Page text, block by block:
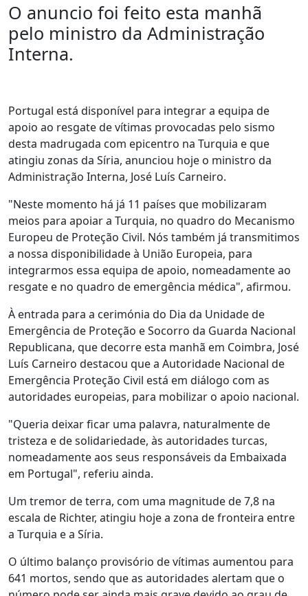
O anuncio foi feito esta manhã
pelo ministro da Administração
Interna.
Portugal está disponível para integrar a equipa de
apoio ao resgate de vítimas provocadas pelo sismo
desta madrugada com epicentro na Turquia e que
atingiu zonas da Síria, anunciou hoje o ministro da
Administração Interna, José Luís Carneiro.
"Neste momento há já 11 países que mobilizaram
meios para apoiar a Turquia, no quadro do Mecanismo
Europeu de Proteção Civil. Nós também já transmitimos
a nossa disponibilidade à União Europeia, para
integrarmos essa equipa de apoio, nomeadamente ao
resgate e no quadro de emergência médica", afirmou.
À entrada para a cerimónia do Dia da Unidade de
Emergência de Proteção e Socorro da Guarda Nacional
Republicana, que decorre esta manhã em Coimbra, José
Luís Carneiro destacou que a Autoridade Nacional de
Emergência Proteção Civil está em diálogo com as
autoridades europeias, para mobilizar o apoio nacional.
"Queria deixar ficar uma palavra, naturalmente de
tristeza e de solidariedade, às autoridades turcas,
nomeadamente aos seus responsáveis da Embaixada
em Portugal", referiu ainda.
Um tremor de terra, com uma magnitude de 7,8 na
escala de Richter, atingiu hoje a zona de fronteira entre
a Turquia e a Síria.
O último balanço provisório de vítimas aumentou para
641 mortos, sendo que as autoridades alertam que o